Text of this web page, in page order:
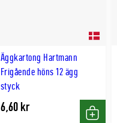
Äggkartong Hartmann
Frigående höns 12 ägg
styck
6,60 kr